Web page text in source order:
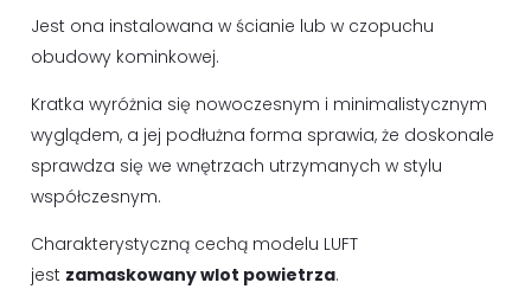
Jest ona instalowana w ścianie lub w czopuchu
obudowy kominkowej.
Kratka wyróżnia się nowoczesnym i minimalistycznym
wyglądem, a jej podłużna forma sprawia, że doskonale
sprawdza się we wnętrzach utrzymanych w stylu
współczesnym.
Charakterystyczną cechą modelu LUFT
jest zamaskowany wlot powietrza.